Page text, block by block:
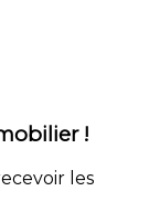
!
les